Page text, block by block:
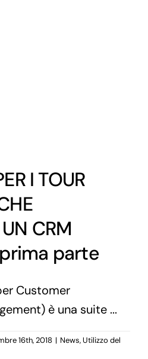
I TOUR
CRM
parte
Customer
è una suite ...
16th, 2018 | News,Utilizzo del
su